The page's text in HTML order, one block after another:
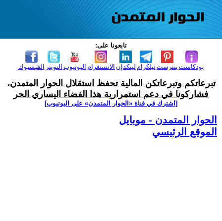
تابعونا على:
الفيسبوك التويتر اليوتيوب الانستغرام لينكدإن تيلكرامبنترست بودكاست
تبرعاتكم وتبرعاتكن المالية تحفظ استقلال الحوار المتمدن،
فشاركونا في دعم استمرارية هذا الفضاء اليساري الحر
[اشترك في قناة ‫«الحوار المتمدن» على اليوتيوب]
الحوار المتمدن - موبايل
الموقع الرئيسي